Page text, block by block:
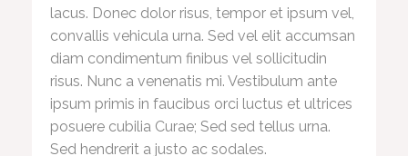
lacus. Donec dolor risus, tempor et ipsum vel,
convallis vehicula urna. Sed vel elit accumsan
diam condimentum finibus vel sollicitudin
risus. Nunc a venenatis mi. Vestibulum ante
ipsum primis in faucibus orci luctus et ultrices
posuere cubilia Curae; Sed sed tellus urna.
Sed hendrerit a justo ac sodales.